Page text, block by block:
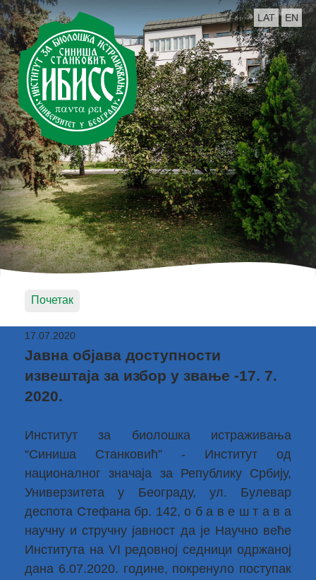
LAT EN
Почетак
17.07.2020
Јавна објава доступности
извештаја за избор у звање -17. 7.
2020.
Институт за биолошка истраживања
“Синиша Станковић” - Институт од
националног значаја за Републику Србију,
Универзитета у Београду, ул. Булевар
деспота Стефана бр. 142, о б а в е ш т а в а
научну и стручну јавност да је Научно веће
Института на VI редовној седници одржаној
дана 6.07.2020. године, покренуло поступак